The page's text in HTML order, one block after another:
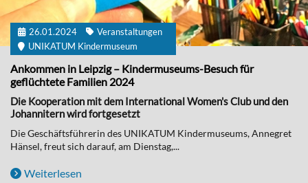
26.01.2024
Veranstaltungen
UNIKATUM Kindermuseum
Ankommen in Leipzig – Kindermuseums-Besuch für
geflüchtete Familien 2024
Die Kooperation mit dem International Women's Club und den
Johannitern wird fortgesetzt
Die Geschäftsführerin des UNIKATUM Kindermuseums, Annegret
Hänsel, freut sich darauf, am Dienstag,...
Weiterlesen